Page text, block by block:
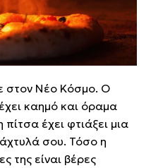
στον Νέο Κόσμο. O
καημό και όραμα
έχει φτιάξει μια
σου. Τόσο η
της είναι βέρες